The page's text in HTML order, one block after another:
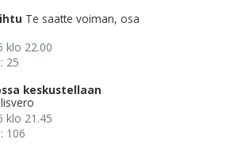
Te saatte voiman, osa
klo 22.00
25
keskustellaan
klo 21.45
106